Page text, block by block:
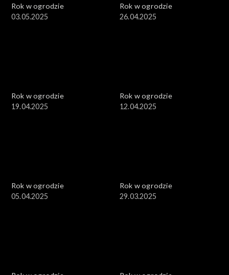
Rok w ogrodzie
03.05.2025
Rok w ogrodzie
26.04.2025
Rok w ogrodzie
19.04.2025
Rok w ogrodzie
12.04.2025
Rok w ogrodzie
05.04.2025
Rok w ogrodzie
29.03.2025